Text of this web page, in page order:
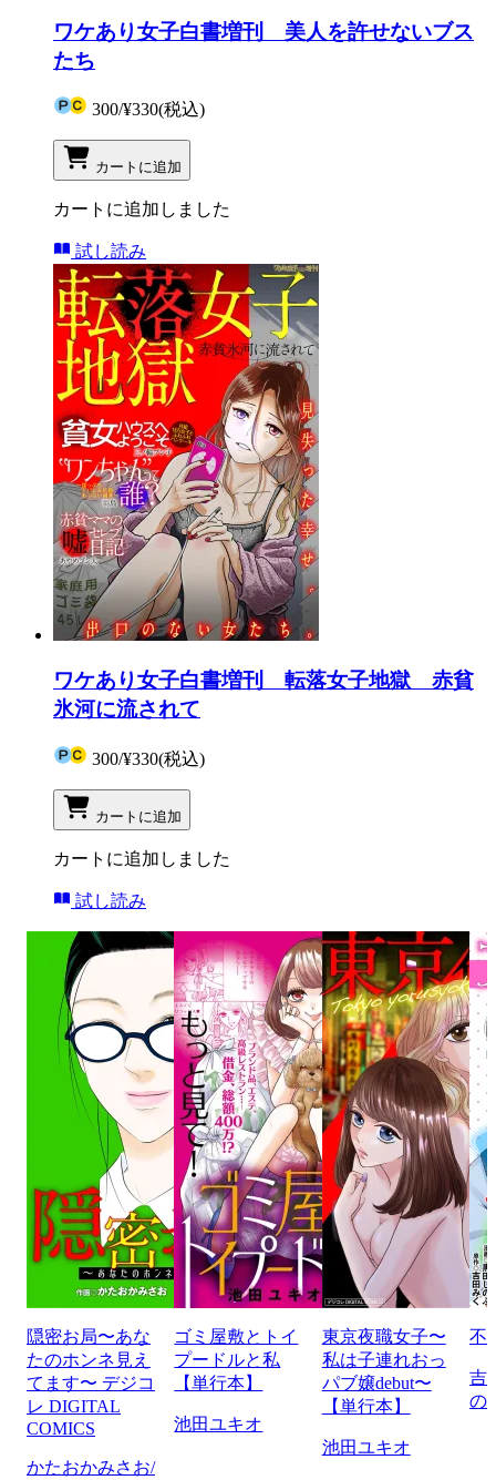
ワケあり女子白書増刊 美人を許せないブス
たち
300/¥330(税込)
カートに追加
カートに追加しました
試し読み
ワケあり女子白書増刊 転落女子地獄 赤貧
氷河に流されて
300/¥330(税込)
カートに追加
カートに追加しました
試し読み
隠密お局〜あな
たのホンネ見え
てます〜 デジコ
レ DIGITAL
COMICS
かたおかみさお/
ゴミ屋敷とトイ
プードルと私
【単行本】
池田ユキオ
東京夜職女子〜
私は子連れおっ
パブ嬢debut〜
【単行本】
池田ユキオ
不
吉
の